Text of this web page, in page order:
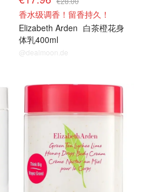
香水级调香！留香持久！
Elizabeth Arden 白茶橙花身
体乳400ml
@dealmoon.de